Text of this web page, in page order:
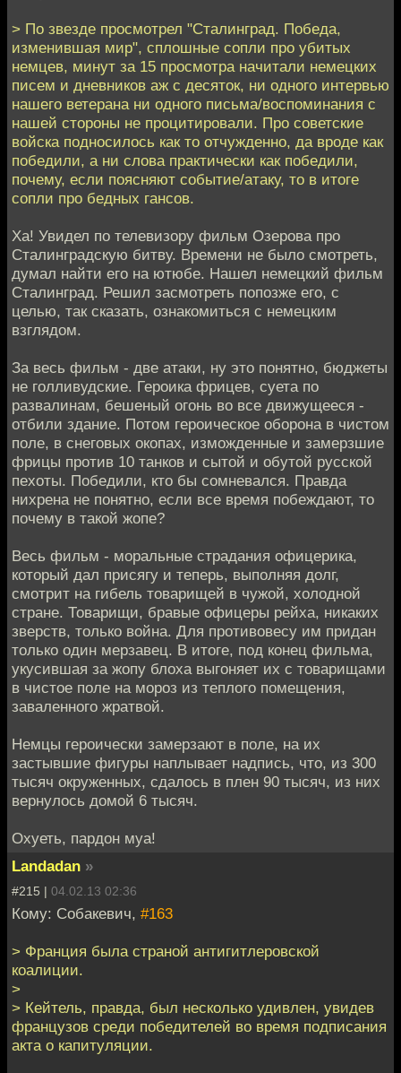
> По звезде просмотрел "Сталинград. Победа,
изменившая мир", сплошные сопли про убитых
немцев, минут за 15 просмотра начитали немецких
писем и дневников аж с десяток, ни одного интервью
нашего ветерана ни одного письма/воспоминания с
нашей стороны не процитировали. Про советские
войска подносилось как то отчужденно, да вроде как
победили, а ни слова практически как победили,
почему, если поясняют событие/атаку, то в итоге
сопли про бедных гансов.
Ха! Увидел по телевизору фильм Озерова про
Сталинградскую битву. Времени не было смотреть,
думал найти его на ютюбе. Нашел немецкий фильм
Сталинград. Решил засмотреть попозже его, с
целью, так сказать, ознакомиться с немецким
взглядом.
За весь фильм - две атаки, ну это понятно, бюджеты
не голливудские. Героика фрицев, суета по
развалинам, бешеный огонь во все движущееся -
отбили здание. Потом героическое оборона в чистом
поле, в снеговых окопах, изможденные и замерзшие
фрицы против 10 танков и сытой и обутой русской
пехоты. Победили, кто бы сомневался. Правда
нихрена не понятно, если все время побеждают, то
почему в такой жопе?
Весь фильм - моральные страдания офицерика,
который дал присягу и теперь, выполняя долг,
смотрит на гибель товарищей в чужой, холодной
стране. Товарищи, бравые офицеры рейха, никаких
зверств, только война. Для противовесу им придан
только один мерзавец. В итоге, под конец фильма,
укусившая за жопу блоха выгоняет их с товарищами
в чистое поле на мороз из теплого помещения,
заваленного жратвой.
Немцы героически замерзают в поле, на их
застывшие фигуры наплывает надпись, что, из 300
тысяч окруженных, сдалось в плен 90 тысяч, из них
вернулось домой 6 тысяч.
Охуеть, пардон муа!
Landadan »
#215 | 04.02.13 02:36
Кому: Собакевич, #163
> Франция была страной антигитлеровской
коалиции.
>
> Кейтель, правда, был несколько удивлен, увидев
французов среди победителей во время подписания
акта о капитуляции.